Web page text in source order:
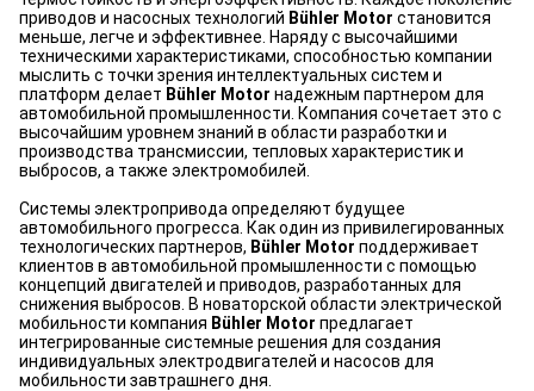
приводов и насосных технологий Bühler Motor становится
меньше, легче и эффективнее. Наряду с высочайшими
техническими характеристиками, способностью компании
мыслить с точки зрения интеллектуальных систем и
платформ делает Bühler Motor надежным партнером для
автомобильной промышленности. Компания сочетает это с
высочайшим уровнем знаний в области разработки и
производства трансмиссии, тепловых характеристик и
выбросов, а также электромобилей.
Системы электропривода определяют будущее
автомобильного прогресса. Как один из привилегированных
технологических партнеров, Bühler Motor поддерживает
клиентов в автомобильной промышленности с помощью
концепций двигателей и приводов, разработанных для
снижения выбросов. В новаторской области электрической
мобильности компания Bühler Motor предлагает
интегрированные системные решения для создания
индивидуальных электродвигателей и насосов для
мобильности завтрашнего дня.